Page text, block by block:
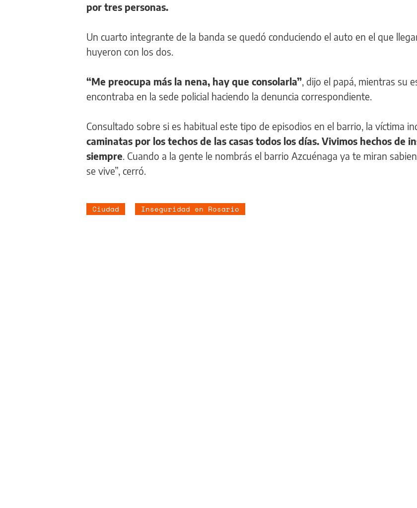
por tres personas.
Un cuarto integrante de la banda se quedó conduciendo el auto en el que
huyeron con los dos.
“Me preocupa más la nena, hay que consolarla” , dijo el papá, mientras su
encontraba en la sede policial haciendo la denuncia correspondiente.
Consultado sobre si es habitual este tipo de episodios en el barrio, la víctima
caminatas por los techos de las casas todos los días. Vivimos hechos de
siempre . Cuando a la gente le nombrás el barrio Azcuénaga ya te miran
se vive”, cerró.
Ciudad Inseguridad en Rosario